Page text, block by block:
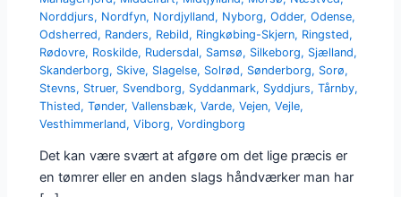
Norddjurs, Nordfyn, Nordjylland, Nyborg,Odder,Odense,
Odsherred, Randers, Rebild, Ringkøbing-Skjern, Ringsted,
Rødovre, Roskilde, Rudersdal, Samsø, Silkeborg, Sjælland,
Skanderborg, Skive, Slagelse, Solrød, Sønderborg, Sorø,
Stevns, Struer, Svendborg, Syddanmark, Syddjurs,Tårnby,
Thisted,Tønder,Vallensbæk,Varde,Vejen,Vejle,
Vesthimmerland,Viborg,Vordingborg
Det kan være svært at afgøre om det lige præcis er
en tømrer eller en anden slags håndværker man har